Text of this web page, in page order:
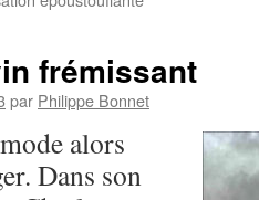
frémissant
par Philippe Bonnet
alors
Dans son